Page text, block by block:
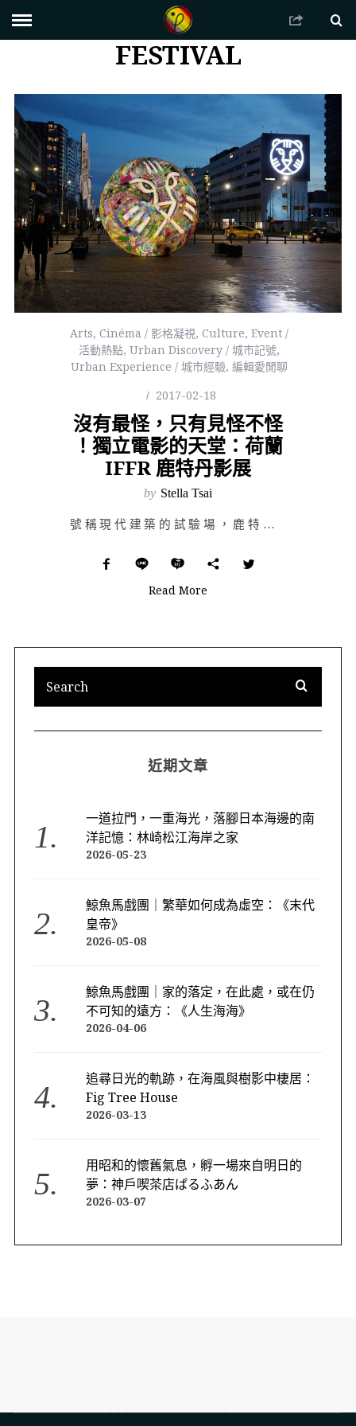
FESTIVAL
Arts, Cinéma / 影格凝視, Culture, Event /
活動熱點, Urban Discovery / 城市記號,
Urban Experience / 城市經驗, 編輯愛閒聊
2017-02-18
沒有最怪，只有見怪不怪
！獨立電影的天堂：荷蘭
IFFR 鹿特丹影展
by Stella Tsai
號稱現代建築的試驗場，鹿特丹自 1940 年被德軍殺雞儆猴式的轟炸後，小小的城市幾近夷為平地，然而在…
Read More
近期文章
一道拉門，一重海光，落腳日本海邊的南
洋記憶：林崎松江海岸之家
2026-05-23
鯨魚馬戲團｜繁華如何成為虛空：《末代
皇帝》
2026-05-08
鯨魚馬戲團｜家的落定，在此處，或在仍
不可知的遠方：《人生海海》
2026-04-06
追尋日光的軌跡，在海風與樹影中棲居：
Fig Tree House
2026-03-13
用昭和的懷舊氣息，孵一場來自明日的
夢：神戶喫茶店ぱるふあん
2026-03-07